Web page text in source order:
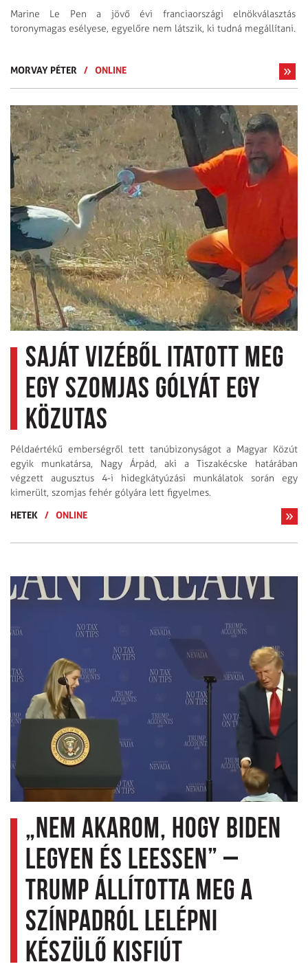
Marine Le Pen a jövő évi franciaországi elnökválasztás
toronymagas esélyese, egyelőre nem látszik, ki tudná megállítani.
MORVAY PÉTER / ONLINE
Saját vizéből itatott meg
egy szomjas gólyát egy
közutas
Példaértékű emberségről tett tanúbizonyságot a Magyar Közút
egyik munkatársa, Nagy Árpád, aki a Tiszakécske határában
végzett augusztus 4-i hidegkátyúzási munkálatok során egy
kimerült, szomjas fehér gólyára lett figyelmes.
HETEK
/ ONLINE
„Nem akarom, hogy Biden
legyen és leessen” –
Trump állította meg a
színpadról lelépni
készülő kisfiút